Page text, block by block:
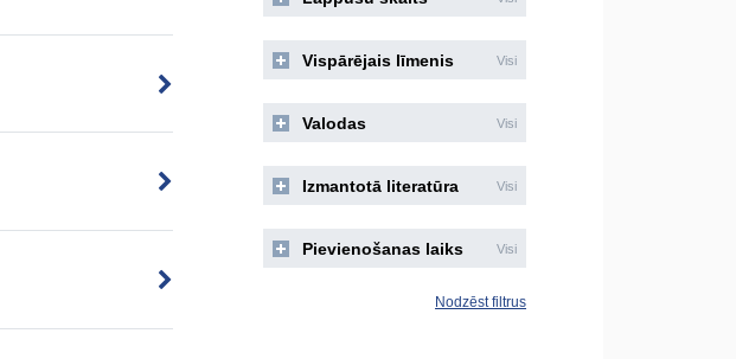
Vispārējais līmenis Visi
Valodas Visi
Izmantotā literatūra Visi
Pievienošanas laiks Visi
Nodzēst filtrus